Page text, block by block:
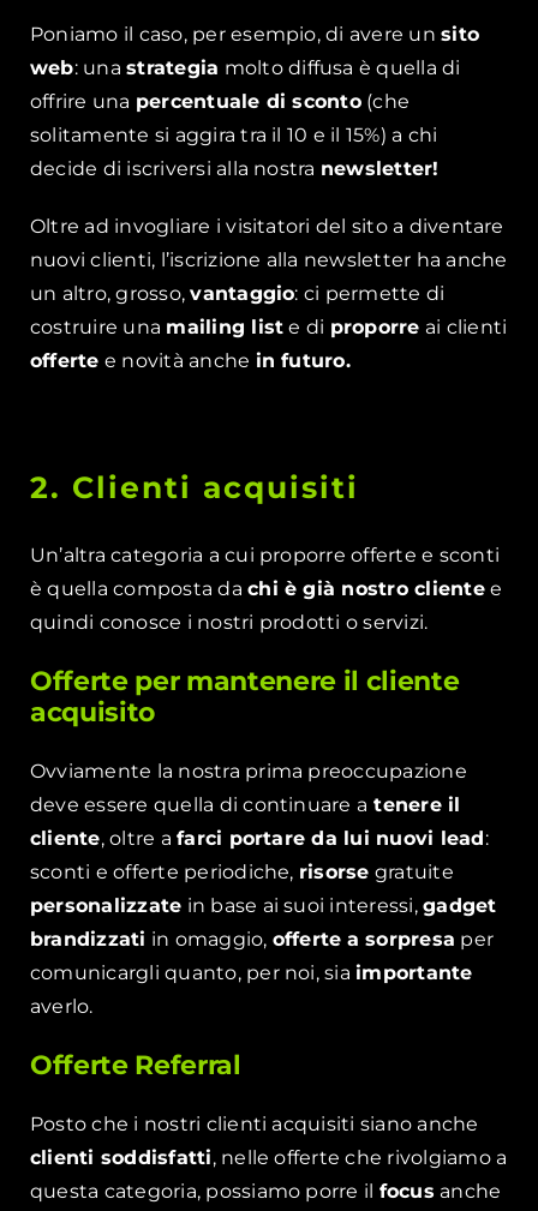
Poniamo il caso, per esempio, di avere unsito
web: unastrategia molto diffusa è quella di
offrire una percentuale di sconto(che
solitamente si aggira tra il 10 e il 15%) a chi
decide di iscriversi alla nostra newsletter!
Oltre ad invogliare i visitatori del sito a diventare
nuovi clienti, l’iscrizione alla newsletter ha anche
un altro, grosso,vantaggio: ci permette di
costruire una mailing list e di proporre ai clienti
offerte e novità anche in futuro.
2. Clienti acquisiti
Un’altra categoria a cui proporre offerte e sconti
è quella composta dachi è già nostro clientee
quindi conosce i nostri prodotti o servizi.
Offerte per mantenere il cliente
acquisito
Ovviamente la nostra prima preoccupazione
deve essere quella di continuare a tenere il
cliente, oltre afarci portare da lui nuovi lead:
sconti e offerte periodiche, risorse gratuite
personalizzate in base ai suoi interessi,gadget
brandizzati in omaggio, offerte a sorpresa per
comunicargli quanto, per noi, siaimportante
averlo.
Offerte Referral
Posto che i nostri clienti acquisiti siano anche
clienti soddisfatti, nelle offerte che rivolgiamo a
questa categoria, possiamo porre il focus anche